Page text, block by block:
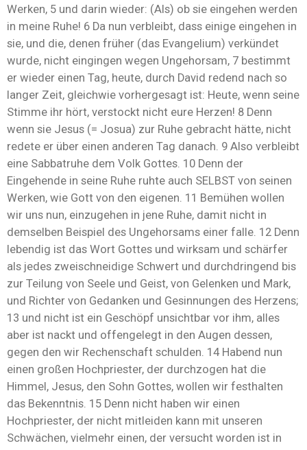
Werken, 5 und darin wieder: (Als) ob sie eingehen werden
in meine Ruhe! 6 Da nun verbleibt, dass einige eingehen in
sie, und die, denen früher (das Evangelium) verkündet
wurde, nicht eingingen wegen Ungehorsam, 7 bestimmt
er wieder einen Tag, heute, durch David redend nach so
langer Zeit, gleichwie vorhergesagt ist: Heute, wenn seine
Stimme ihr hört, verstockt nicht eure Herzen! 8 Denn
wenn sie Jesus (= Josua) zur Ruhe gebracht hätte, nicht
redete er über einen anderen Tag danach. 9 Also verbleibt
eine Sabbatruhe dem Volk Gottes. 10 Denn der
Eingehende in seine Ruhe ruhte auch SELBST von seinen
Werken, wie Gott von den eigenen. 11 Bemühen wollen
wir uns nun, einzugehen in jene Ruhe, damit nicht in
demselben Beispiel des Ungehorsams einer falle. 12 Denn
lebendig ist das Wort Gottes und wirksam und schärfer
als jedes zweischneidige Schwert und durchdringend bis
zur Teilung von Seele und Geist, von Gelenken und Mark,
und Richter von Gedanken und Gesinnungen des Herzens;
13 und nicht ist ein Geschöpf unsichtbar vor ihm, alles
aber ist nackt und offengelegt in den Augen dessen,
gegen den wir Rechenschaft schulden. 14 Habend nun
einen großen Hochpriester, der durchzogen hat die
Himmel, Jesus, den Sohn Gottes, wollen wir festhalten
das Bekenntnis. 15 Denn nicht haben wir einen
Hochpriester, der nicht mitleiden kann mit unseren
Schwächen, vielmehr einen, der versucht worden ist in